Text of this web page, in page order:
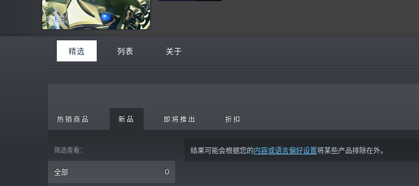
客服
精选 列表 关于
热销商品 新品 即将推出 折扣
筛选查看：
全部 0
结果可能会根据您的内容或语言偏好设置将某些产品排除在外。